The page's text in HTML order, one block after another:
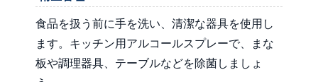
食品を扱う前に手を洗い、清潔な器具を使用し
ます。キッチン用アルコールスプレーで、まな
板や調理器具、テーブルなどを除菌しましょ